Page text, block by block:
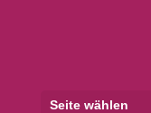
Seite wählen